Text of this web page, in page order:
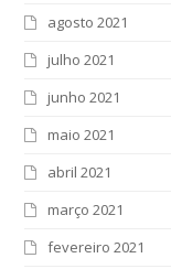
agosto 2021
julho 2021
junho 2021
maio 2021
abril 2021
março 2021
fevereiro 2021